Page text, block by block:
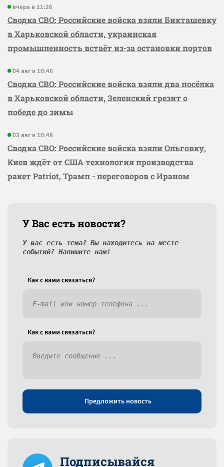
вчера в 11:26
Сводка СВО: Российские войска взяли Бикташевку
в Харьковской области, украинская
промышленность встаёт из-за остановки портов
04 авг в 10:46
Сводка СВО: Российские войска взяли два посёлка
в Харьковской области, Зеленский грезит о
победе до зимы
03 авг в 10:48
Сводка СВО: Российские войска взяли Ольговку,
Киев ждёт от США технология производства
ракет Patriot, Трамп - переговоров с Ираном
У Вас есть новости?
У вас есть тема? Вы находитесь на месте
событий? Напишите нам!
Как c вами связаться?
Как c вами связаться?
Предложить новость
Подписывайся